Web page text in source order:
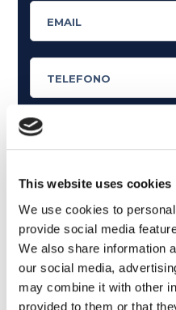
This website uses cookies
We use cookies to
provide social media
We also share information
our social media,
may combine it with other
provided to them or that
Cosa ti piace leggere?
Articoli dedicati alla
Articoli dedicati a
Articoli con tips e new
Articoli divertenti su film
In quanto di età superiore